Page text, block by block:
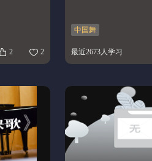
2 2
中国舞
最近2673人学习